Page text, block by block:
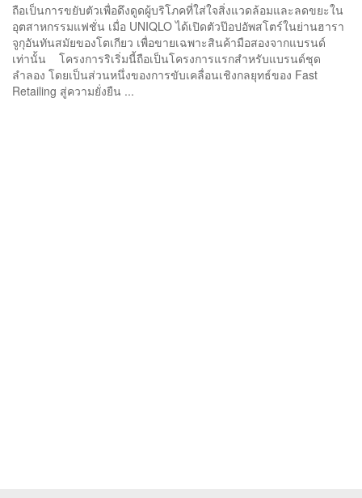
ถือเป็นการขยับตัวเพื่อดึงดูดผู้บริโภคที่ใส่ใจสิ่งแวดล้อมและลดขยะใน
อุตสาหกรรมแฟชั่น เมื่อ UNIQLO ได้เปิดตัวป๊อปอัพสโตร์ในย่านฮารา
จูกุอันทันสมัยของโตเกียว เพื่อขายเฉพาะสินค้ามือสองจากแบรนด์
เท่านั้น โครงการริเริ่มนี้ถือเป็นโครงการแรกสำหรับแบรนด์ชุด
ลำลอง โดยเป็นส่วนหนึ่งของการขับเคลื่อนเชิงกลยุทธ์ของ Fast
Retailing สู่ความยั่งยืน ...